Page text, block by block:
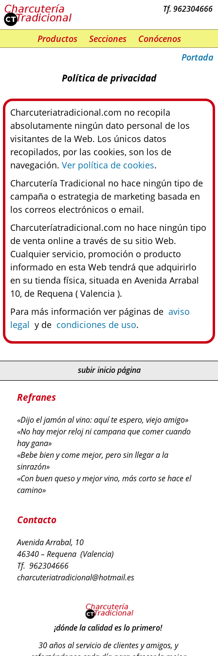
Tf. 962304666
Productos Secciones
Conócenos
Portada
Política de privacidad
Charcuteriatradicional.com no recopila
absolutamente ningún dato personal de los
visitantes de la Web. Los únicos datos
recopilados, por las cookies, son los de
navegación. Ver política de cookies.
Charcutería Tradicional no hace ningún tipo de
campaña o estrategia de marketing basada en
los correos electrónicos o email.
Charcuteríatradicional.com no hace ningún tipo
de venta online a través de su sitio Web.
Cualquier servicio, promoción o producto
informado en esta Web tendrá que adquirirlo
en su tienda física, situada en Avenida Arrabal
10, de Requena ( Valencia ).
Para más información ver páginas de aviso
legal y de condiciones de uso.
subir inicio página
Refranes
«Dijo el jamón al vino: aquí te espero, viejo amigo»
«No hay mejor reloj ni campana que comer cuando
hay gana»
«Bebe bien y come mejor, pero sin llegar a la
sinrazón»
«Con buen queso y mejor vino, más corto se hace el
camino»
Contacto
Avenida Arrabal, 10
46340 – Requena (Valencia)
Tf. 962304666
charcuteriatradicional@hotmail.es
¡dónde la calidad es lo primero!
30 años al servicio de clientes y amigos, y